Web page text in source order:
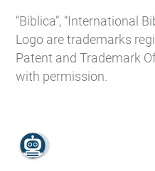
“Biblica”, “International
Logo are trademarks
Patent and Trademark
with permission.